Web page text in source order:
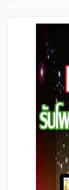
เลียบคลองสี่วาต